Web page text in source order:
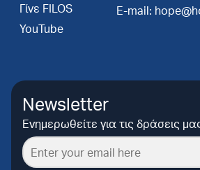
Γίνε FILOS
YouTube
E-mail:
Newsletter
Ενημερωθείτε για τις δράσεις